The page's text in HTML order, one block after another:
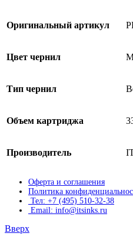
Оригинальный артикул
Цвет чернил
Тип чернил
Объем картриджа
Производитель
Оферта и соглашения
Политика
Тел: +7 (495) 510-32-38
Email: info@itsinks.ru
Вверх